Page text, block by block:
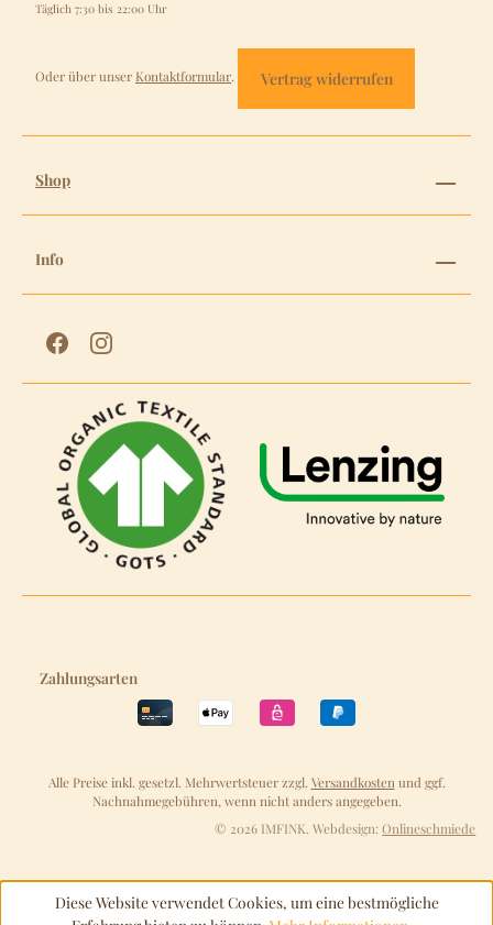
Täglich 7:30 bis 22:00 Uhr
Oder über unser Kontaktformular. Vertrag widerrufen
Shop
Info
Zahlungsarten
Alle Preise inkl. gesetzl. Mehrwertsteuer zzgl. Versandkosten und ggf.
Nachnahmegebühren, wenn nicht anders angegeben.
© 2026 IMFINK. Webdesign:Onlineschmiede
Diese Website verwendet Cookies, um eine bestmögliche